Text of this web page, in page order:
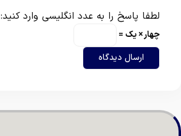
لطفا پاسخ را به عدد انگلیسی وارد کنید:
چهار × یک =